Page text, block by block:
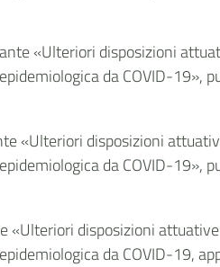
«Ulteriori disposizioni
da COVID-19»,
«Ulteriori disposizioni
da COVID-19»,
disposizioni
da COVID-19,